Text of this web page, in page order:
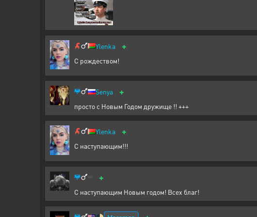
Ylenka +
С рождеством!
Senya +
просто с Новым Годом дружище !! +++
Ylenka +
С наступающим!!!
+
С наступающим Новым годом! Всех благ!